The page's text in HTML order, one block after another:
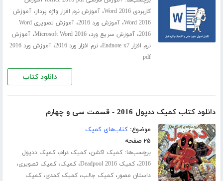
کاربردی Word 2016
،آموزش نرم افزار واژه پرداز،آموزش
Word 2016،آموزش ورد 2016 ،
آموزش تصویری Word
2016،آموزش سریع ورد،Microsoft Word 2016،آموزش
نرم افزار Endnote x7
،نرم افزار ورد 2016 ،
آموزش ورد 2016
pdf
دانلود کتاب
دانلود کتاب کمیک ددپول 2016 - قسمت سی‌ و چهارم
موضوع:کتاب‌های کمیک
۲۵ صفحه
برچسب‌ها:کمیک اکشن،کمیک درام،کمیک ددپول
2016،کمیک Deadpool 2016 ،کمیک،کمیک تصویری،
داستان مصور،کمیک جالب،کمیک کمدی،کمیک